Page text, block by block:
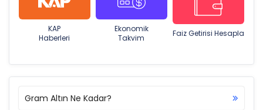
KAP
Haberleri
Ekonomik
Takvim
Faiz Getirisi Hesapla
Gram Altın Ne Kadar?